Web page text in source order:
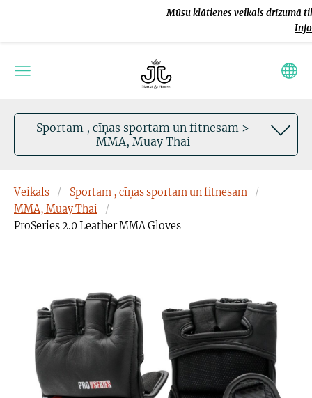
Mūsu klātienes veikals drīzumā
Sportam , cīņas sportam un fitnesam >
MMA, Muay Thai
Veikals
Sportam , cīņas sportam un fitnesam
MMA, Muay Thai
ProSeries 2.0 Leather MMA Gloves